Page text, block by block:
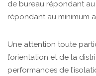
de bureau répondant
répondant au minimum
Une attention toute
l’orientation et de la
performances de